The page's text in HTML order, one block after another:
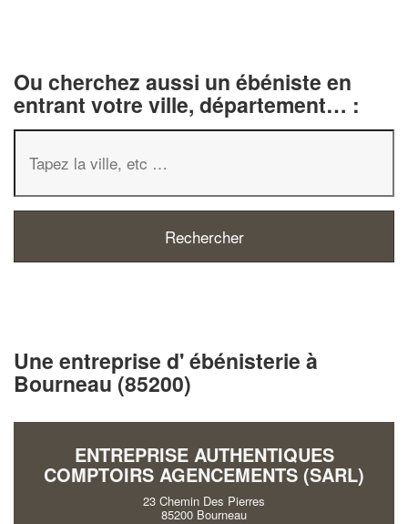
Ou cherchez aussi un ébéniste en
entrant votre ville, département… :
Une entreprise d' ébénisterie à
Bourneau (85200)
ENTREPRISE AUTHENTIQUES
COMPTOIRS AGENCEMENTS (SARL)
23 Chemin Des Pierres
85200 Bourneau